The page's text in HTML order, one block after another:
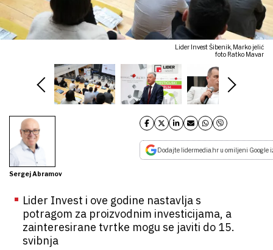
Lider Invest Šibenik, Marko jelić
foto Ratko Mavar
Sergej Abramov
Dodajte lidermedia.hr u omiljeni Google
Lider Invest i ove godine nastavlja s
potragom za proizvodnim investicijama, a
zainteresirane tvrtke mogu se javiti do 15.
svibnja